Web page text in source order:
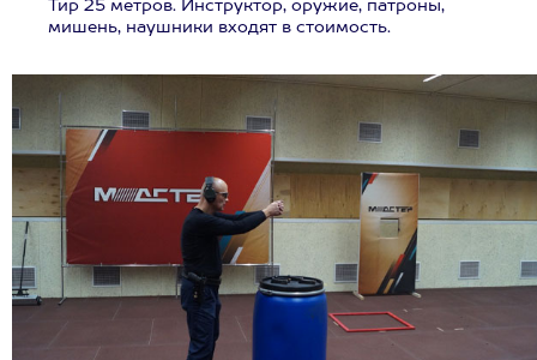
Тир 25 метров. Инструктор, оружие, патроны,
мишень, наушники входят в стоимость.